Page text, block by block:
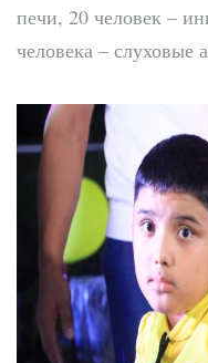
печи, 20 человек –
человека – слуховые